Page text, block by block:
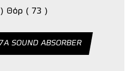
Θόρ ( 73 )
SOUND ABSORBER